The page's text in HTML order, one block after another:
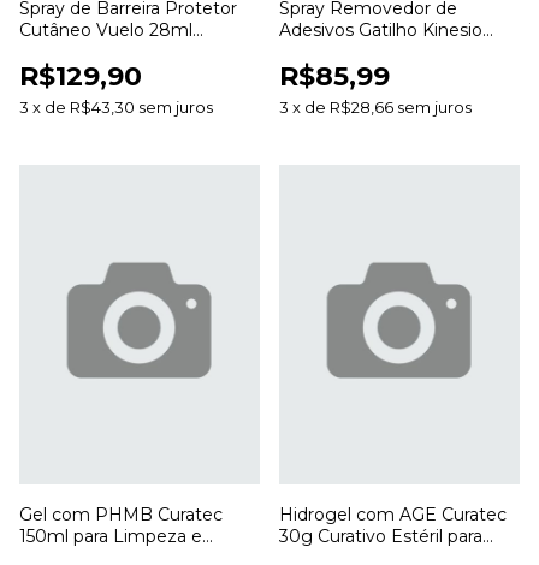
Spray de Barreira Protetor
Cutâneo Vuelo 28ml
Álcool
R$129,90
3 x de R$43,30 sem juros
Spray Removedor de
Adesivos Gatilho Kinesio
Bandagens
R$85,99
3 x de R$28,66 sem juros
Gel com PHMB Curatec
150ml para Limpeza e
Hidrogel com AGE Curatec
30g Curativo Estéril para